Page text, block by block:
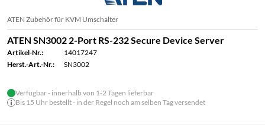
ATEN Zubehör für KVM Umschalter
ATEN SN3002 2-Port RS-232 Secure Device Server
Artikel-Nr.:
14017247
Herst.-Art.-Nr.:
SN3002
Verfügbar - innerhalb von 1-2 Tagen lieferbar
Bis 15 Uhr bestellt - in der Regel noch am selben Tag versendet